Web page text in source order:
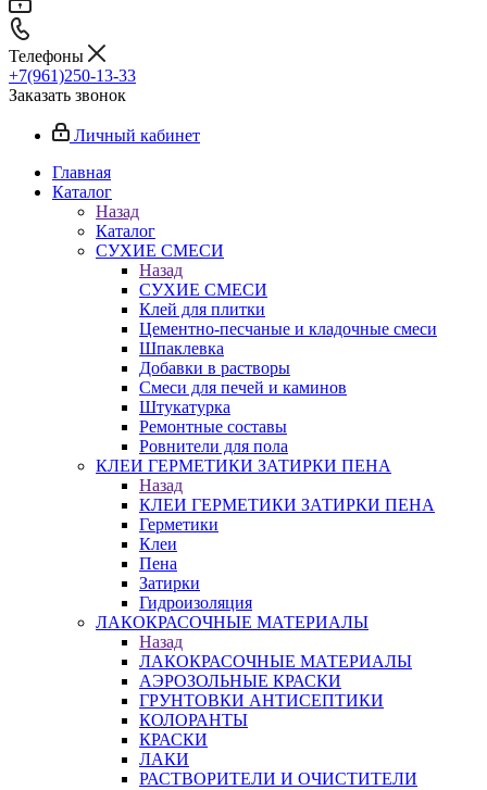
Телефоны
+7(961)250-13-33
Заказать звонок
Личный кабинет
Главная
Каталог
Назад
Каталог
СУХИЕ СМЕСИ
Назад
СУХИЕ СМЕСИ
Клей для плитки
Цементно-песчаные и кладочные смеси
Шпаклевка
Добавки в растворы
Смеси для печей и каминов
Штукатурка
Ремонтные составы
Ровнители для пола
КЛЕИ ГЕРМЕТИКИ ЗАТИРКИ ПЕНА
Назад
КЛЕИ ГЕРМЕТИКИ ЗАТИРКИ ПЕНА
Герметики
Клеи
Пена
Затирки
Гидроизоляция
ЛАКОКРАСОЧНЫЕ МАТЕРИАЛЫ
Назад
ЛАКОКРАСОЧНЫЕ МАТЕРИАЛЫ
АЭРОЗОЛЬНЫЕ КРАСКИ
ГРУНТОВКИ АНТИСЕПТИКИ
КОЛОРАНТЫ
КРАСКИ
ЛАКИ
РАСТВОРИТЕЛИ И ОЧИСТИТЕЛИ